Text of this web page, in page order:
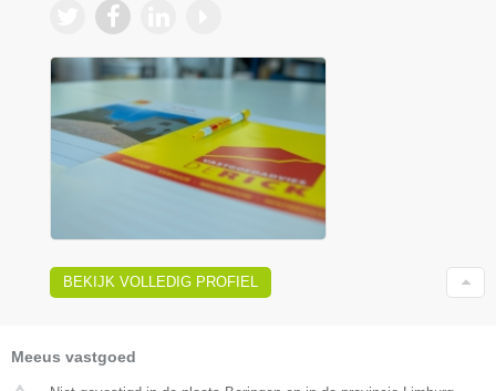
BEKIJK VOLLEDIG PROFIEL
Meeus vastgoed